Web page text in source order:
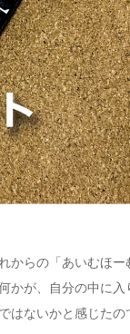
からの「あいむほー
かが、自分の中に入
はないかと感じたの